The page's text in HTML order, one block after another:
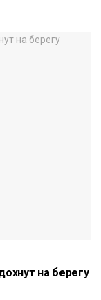
на берегу